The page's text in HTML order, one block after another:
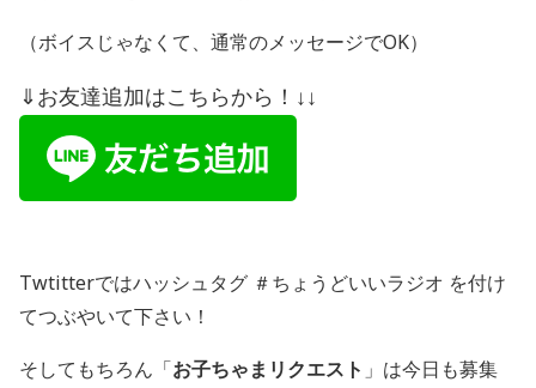
（ボイスじゃなくて、通常のメッセージでOK）
⇓お友達追加はこちらから！↓↓
Twtitterではハッシュタグ ＃ちょうどいいラジオ を付け
てつぶやいて下さい！
そしてもちろん「お子ちゃまリクエスト 」は今日も募集